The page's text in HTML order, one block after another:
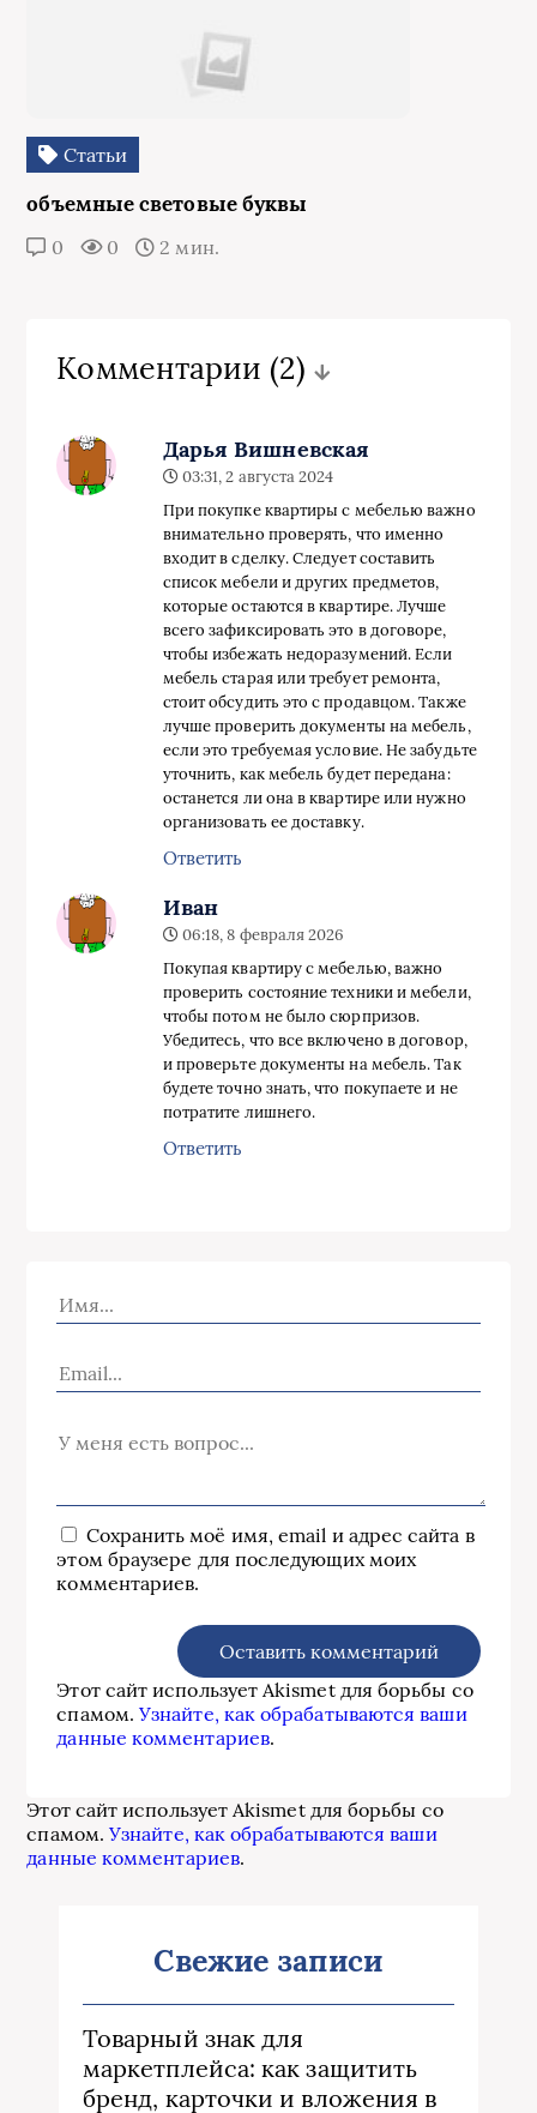
Статьи
объемные световые буквы
0 0 2 мин.
Комментарии (2)
Дарья Вишневская
03:31, 2 августа 2024
При покупке квартиры с мебелью важно
внимательно проверять, что именно
входит в сделку. Следует составить
список мебели и других предметов,
которые остаются в квартире. Лучше
всего зафиксировать это в договоре,
чтобы избежать недоразумений. Если
мебель старая или требует ремонта,
стоит обсудить это с продавцом. Также
лучше проверить документы на мебель,
если это требуемая условие. Не забудьте
уточнить, как мебель будет передана:
останется ли она в квартире или нужно
организовать ее доставку.
Ответить
Иван
06:18, 8 февраля 2026
Покупая квартиру с мебелью, важно
проверить состояние техники и мебели,
чтобы потом не было сюрпризов.
Убедитесь, что все включено в договор,
и проверьте документы на мебель. Так
будете точно знать, что покупаете и не
потратите лишнего.
Ответить
Сохранить моё имя, email и адрес сайта в
этом браузере для последующих моих
комментариев.
Этот сайт использует Akismet для борьбы со
спамом.Узнайте, как обрабатываются ваши
данные комментариев.
Этот сайт использует Akismet для борьбы со
спамом.Узнайте, как обрабатываются ваши
данные комментариев.
Свежие записи
Товарный знак для
маркетплейса: как защитить
бренд, карточки и вложения в